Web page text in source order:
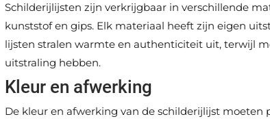
Schilderijlijsten zijn verkrijgbaar in verschillende
kunststof en gips. Elk materiaal heeft zijn eigen
lijsten stralen warmte en authenticiteit uit, terwijl
uitstraling hebben.
Kleur en afwerking
De kleur en afwerking van de schilderijlijst moeten